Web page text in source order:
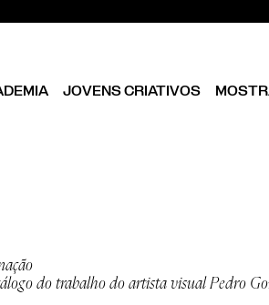
JOVENS CRIATIVOS
do trabalho do artista visual Pedro